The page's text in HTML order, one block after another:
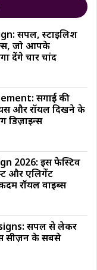
सिंपल, स्टाइलिश
जो आपके
चार चांद
सगाई की
और रॉयल दिखने के
डिज़ाइन्स
2026: इस फेस्टिव
और एलिगेंट
रॉयल वाइब्स
सिंपल से लेकर
सीज़न के सबसे